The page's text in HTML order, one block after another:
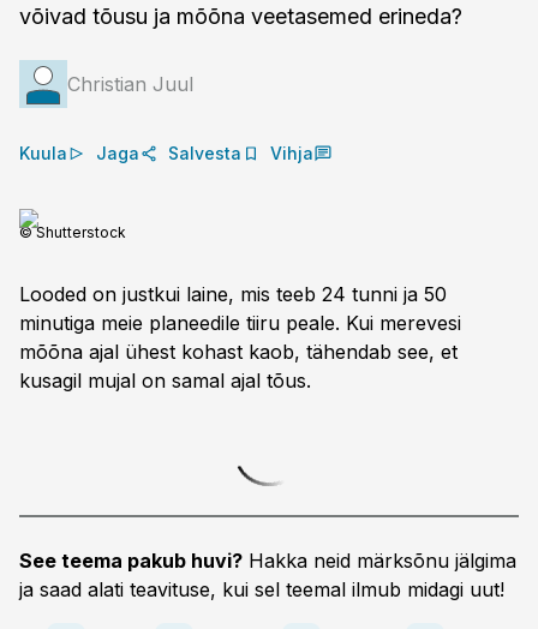
võivad tõusu ja mõõna veetasemed erineda?
Christian Juul
Kuula Jaga Salvesta Vihja
© Shutterstock
Looded on justkui laine, mis teeb 24 tunni ja 50
minutiga meie planeedile tiiru peale. Kui merevesi
mõõna ajal ühest kohast kaob, tähendab see, et
kusagil mujal on samal ajal tõus.
See teema pakub huvi? Hakka neid märksõnu jälgima
ja saad alati teavituse, kui sel teemal ilmub midagi uut!